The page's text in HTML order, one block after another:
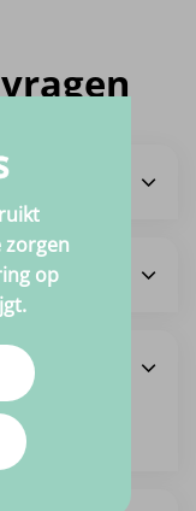
af
zorgen
op